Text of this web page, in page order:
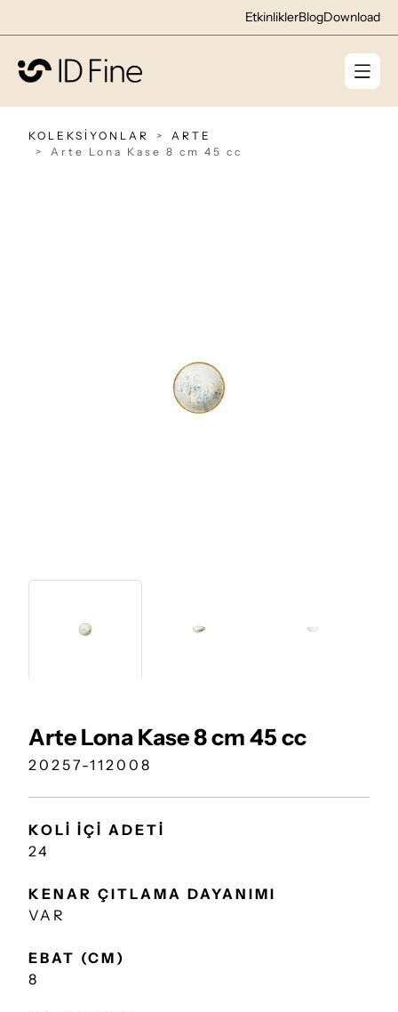
EtkinliklerBlogDownload
KOLEKSİYONLAR
ARTE
Arte Lona Kase 8 cm 45 cc
Arte Lona Kase 8 cm 45 cc
20257-112008
KOLİ İÇİ ADETİ
24
KENAR ÇITLAMA DAYANIMI
VAR
EBAT (CM)
8